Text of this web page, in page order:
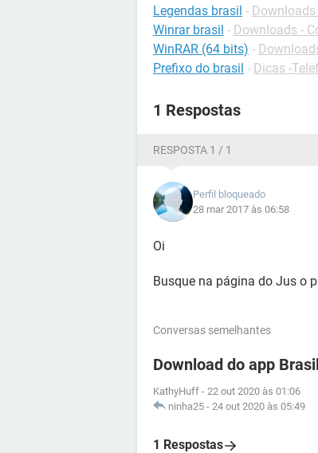
Legendas brasil - Downloads
Winrar brasil - Downloads -
WinRAR (64 bits) -
Prefixo do brasil - Dicas -
1 Respostas
RESPOSTA 1 / 1
Perfil bloqueado
28 mar 2017 às 06:58
Oi
Busque na página do Jus o
Conversas semelhantes
Download do app
KathyHuff - 22 out 2020 às 01:06
ninha25 - 24 out 2020 às 05:49
1 Respostas